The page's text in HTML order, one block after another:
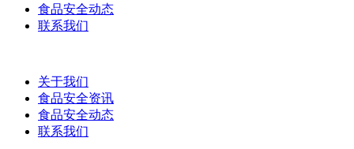
食品安全动态
联系我们
关于我们
食品安全资讯
食品安全动态
联系我们